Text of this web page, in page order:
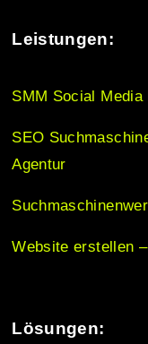
t
i
o
n
Leistungen:
SMM Social
SEO
Agentur
Website erstellen
Lösungen: